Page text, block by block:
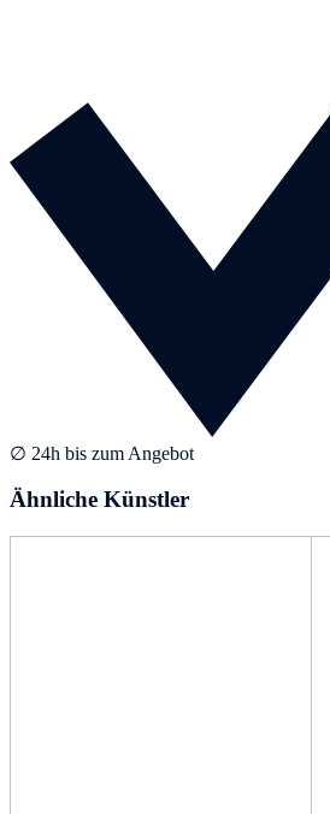
∅ 24h bis zum Angebot
Ähnliche Künstler